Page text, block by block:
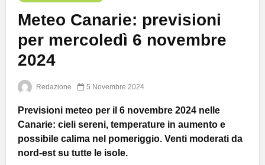
Meteo Canarie: previsioni
per mercoledì 6 novembre
2024
Redazione 5 Novembre 2024
Previsioni meteo per il 6 novembre 2024 nelle
Canarie: cieli sereni, temperature in aumento e
possibile calima nel pomeriggio. Venti moderati da
nord-est su tutte le isole.